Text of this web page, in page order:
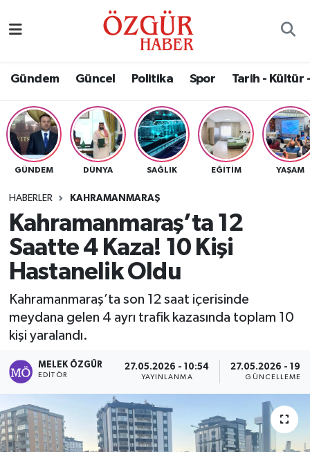
Gündem Güncel Politika Spor Tarih - Kültür
GÜNDEM DÜNYA SAĞLIK EĞITIM YAŞAM
HABERLER KAHRAMANMARAŞ
Kahramanmaraş’ta 12
Saatte 4 Kaza! 10 Kişi
Hastanelik Oldu
Kahramanmaraş’ta son 12 saat içerisinde
meydana gelen 4 ayrı trafik kazasında toplam 10
kişi yaralandı.
MELEK ÖZGÜR
EDITÖR
27.05.2026 - 10:54
YAYINLANMA
27.05.2026 -
GÜNCELLEME
Eğitim
Ekonomi
Güncel
Gündem
Magazin
Politika
Sağlık
Spor
Tarih - Kültür - Sanat - Turizm
Yaşam
Nöbetçi Eczaneler
Namaz Vakitleri
Trafik Durumu
Süper Lig Puan Durumu ve Fikstür
Tüm Manşetler
Son Dakika Haberleri
Haber Arşivi